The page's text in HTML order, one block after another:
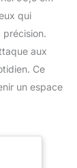
qui
précision.
aux
Ce
un espace